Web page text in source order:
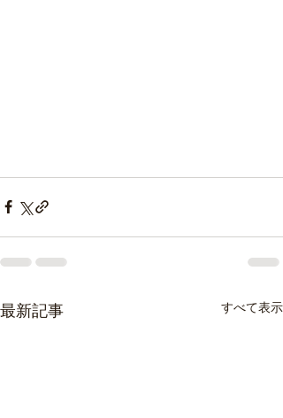
最新記事 すべて表示